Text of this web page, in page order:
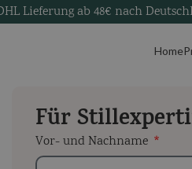
Lieferung ab 48€ nach
Home
Für
Vor- und Nachname